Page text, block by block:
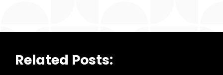
Related Posts: